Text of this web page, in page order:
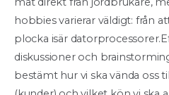
hobbies varierar väldigt: från
plocka isär
diskussioner och
bestämt hur vi ska vända oss